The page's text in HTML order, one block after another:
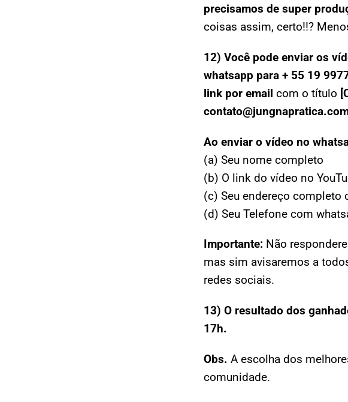
precisamos de super
coisas assim, certo!!?
12) Você pode enviar os
whatsapp para + 55 19
link por email com o título [
Ao enviar o vídeo no
(a) Seu nome completo
(b) O link do vídeo no
(c) Seu endereço completo
(d) Seu Telefone com
Importante: Não
mas sim avisaremos a
redes sociais.
13) O resultado dos
17h.
Obs. A escolha dos
comunidade.